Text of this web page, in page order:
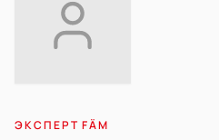
ЭКСПЕРТ FÄM